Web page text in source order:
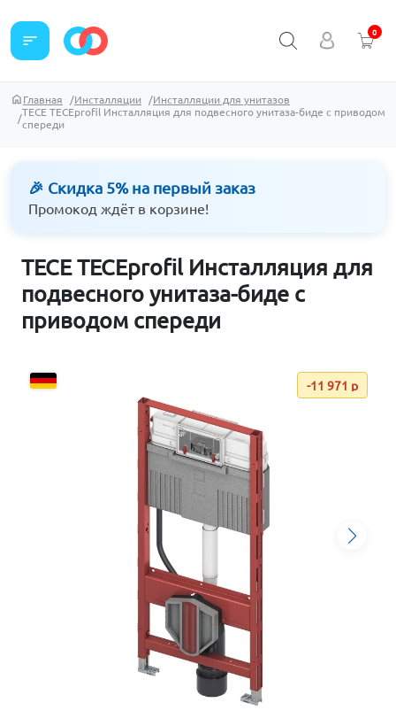
sort 0
Главная Инсталляции
Инсталляции для унитазов
TECE TECEprofil Инсталляция для подвесного унитаза-биде с приводом
спереди
🎉 Скидка 5% на первый заказ
Промокод ждёт в корзине!
TECE TECEprofil Инсталляция для
подвесного унитаза-биде с
приводом спереди
-11 971 р